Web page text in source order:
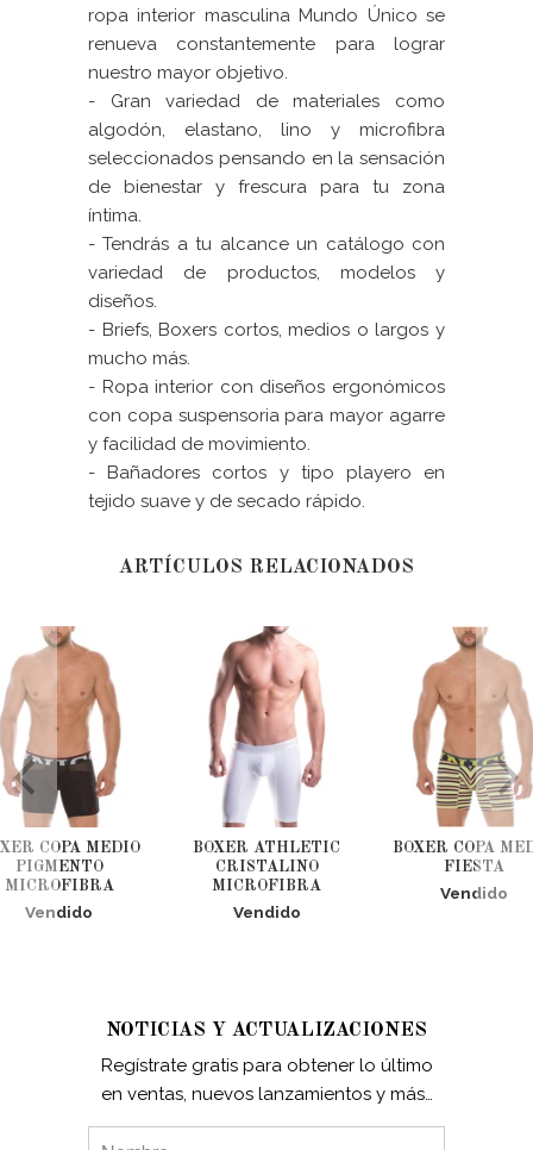
ropa interior masculina Mundo Único se
renueva constantemente para lograr
nuestro mayor objetivo.
- Gran variedad de materiales como
algodón, elastano, lino y microfibra
seleccionados pensando en la sensación
de bienestar y frescura para tu zona
íntima.
- Tendrás a tu alcance un catálogo con
variedad de productos, modelos y
diseños.
- Briefs, Boxers cortos, medios o largos y
mucho más.
- Ropa interior con diseños ergonómicos
con copa suspensoria para mayor agarre
y facilidad de movimiento.
- Bañadores cortos y tipo playero en
tejido suave y de secado rápido.
ARTÍCULOS RELACIONADOS
BOXER ATHLETIC
CRISTALINO
MICROFIBRA
Vendido
BOXER COPA
FIESTA
Vendido
COPA MEDIO
PIGMENTO
MICROFIBRA
Vendido
NOTICIAS Y ACTUALIZACIONES
Regístrate gratis para obtener lo último
en ventas, nuevos lanzamientos y más…